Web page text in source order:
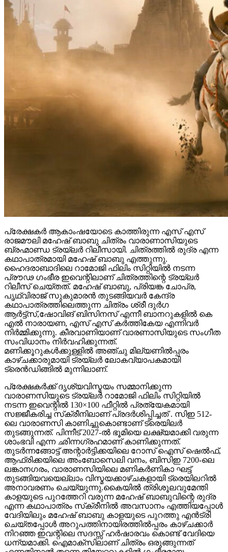
പ്രേക്ഷകർ ആകാംഷയോടെ കാത്തിരുന്ന എസ് എസ്
രാജമൗലി മഹേഷ് ബാബു ചിത്രം വാരാണാസിയുടെ
ബ്രഹ്മാണ്ഡ ട്രയ്ലർ റിലീസായി. ചിത്രത്തിൽ രുദ്ര എന്ന
കഥാപാത്രമായി മഹേഷ് ബാബു എത്തുന്നു.
ഹൈദരാബാദിലെ റാമോജി ഫിലിം സിറ്റിയിൽ നടന്ന
പ്രൗഢ ഗംഭീര ഇവെന്റിലാണ് ചിത്രത്തിന്റെ ട്രയ്ലർ
റിലീസ് ചെയ്തത്. മഹേഷ് ബാബു, പ്രിയങ്ക ചോപ്ര,
പൃഥ്വിരാജ് സുകുമാരൻ തുടങ്ങിയവർ കേന്ദ്ര
കഥാപാത്രത്തിലെത്തുന്ന ചിത്രം ശ്രീ ദുർഗ
ആർട്ട്സ്,ഷോവിങ് ബിസിനസ് എന്നീ ബാനറുകളിൽ കെ
എൽ നാരായണ, എസ് എസ് കർത്തികേയ എന്നിവർ
നിർമ്മിക്കുന്നു. കീരവാണിയാണ് വാരണാസിയുടെ സംഗീത
സംവിധാനം നിർവഹിക്കുന്നത്.
മണിക്കൂറുകൾക്കുള്ളിൽ അഞ്ചു മില്യണിൽപ്പരം
കാഴ്ചക്കാരുമായി ട്രയ്ലർ ലോകവ്യാപകമായി
ട്രെൻഡിങ്ങിൽ മുന്നിലാണ്.
പ്രേക്ഷകർക്ക് ദൃശ്യവിസ്മയം സമ്മാനിക്കുന്ന
വാരാണസിയുടെ ട്രയ്ലർ റാമോജി ഫിലിം സിറ്റിയിൽ
നടന്ന ഇവെന്റിൽ 130×100 ഫീറ്റിൽ പ്രത്യേകമായി
സജ്ജീകരിച്ച സ്‌ക്രീനിലാണ് പ്രദർശിപ്പിച്ചത് . സിഇ 512-
ലെ വാരാണസി കാണിച്ചുകൊണ്ടാണ് ട്രെയിലര്‍
തുടങ്ങുന്നത്. പിന്നീട് 2027-ല്‍ ഭൂമിയെ ലക്ഷ്യമാക്കി വരുന്ന
ശാംഭവി എന്ന ഛിന്നഗ്രഹമാണ് കാണിക്കുന്നത്.
തുടര്‍ന്നങ്ങോട്ട് അന്റാര്‍ട്ടിക്കയിലെ റോസ് ഐസ് ഷെല്‍ഫ്,
ആഫ്രിക്കയിലെ അംബോസെലി വനം, ബിസിഇ 7200-ലെ
ലങ്കാനഗരം, വാരാണസിയിലെ മണികര്‍ണികാ ഘട്ട്
തുടങ്ങിയവയെല്ലാം വിസ്മയക്കാഴ്ചകളായി ട്രെയിലറില്‍
അനാവരണം ചെയ്യുന്നു.കൈയില്‍ ത്രിശൂലവുമേന്തി
കാളയുടെ പുറത്തേറി വരുന്ന മഹേഷ് ബാബുവിന്റെ രുദ്ര
എന്ന കഥാപാത്രം സ്‌ക്രീനിൽ അവസാനം എത്തിയപ്പോൾ
വേദിയിലും മഹേഷ് ബാബു കാളയുടെ പുറത്തു എൻട്രി
ചെയ്തപ്പോൾ അറുപത്തിനായിരത്തിൽപ്പരം കാഴ്ചക്കാർ
നിറഞ്ഞ ഇവന്റിലെ സദസ്സ് ഹർഷാരവം കൊണ്ട് വേദിയെ
ധന്യമാക്കി. ഐമാക്‌സിലാണ് ചിത്രം ഒരുങ്ങുന്നത്
എന്നതിനാല്‍ തന്നെ തിയേറ്ററുകളില്‍ ഗംഭീരമായ
കാഴ്ചാനുഭൂതി സമ്മാനിക്കുമെന്നുറപ്പാണ്.ബാഹുബലിയും